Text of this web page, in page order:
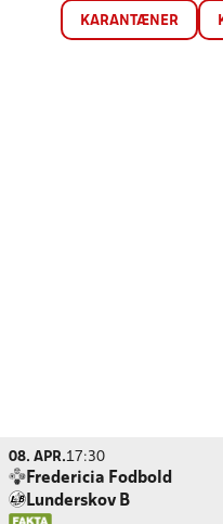
KARANTÆNER
08. APR.17:30
Fredericia Fodbold
Lunderskov B